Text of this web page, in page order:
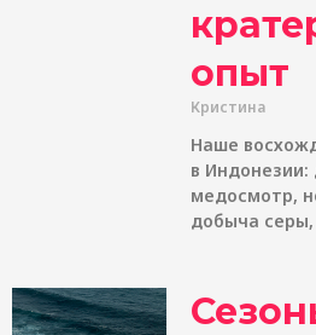
опыт
Кристина
Наше
в Индонезии:
медосмотр,
добыча